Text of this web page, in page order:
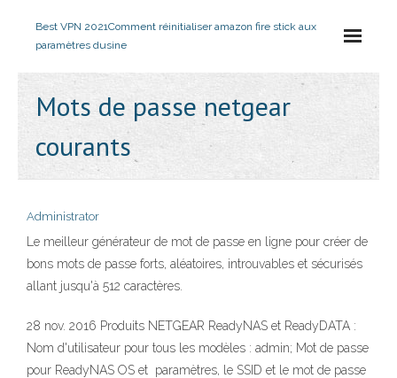
Best VPN 2021Comment réinitialiser amazon fire stick aux
paramètres dusine
Mots de passe netgear
courants
Administrator
Le meilleur générateur de mot de passe en ligne pour créer de
bons mots de passe forts, aléatoires, introuvables et sécurisés
allant jusqu'à 512 caractères.
28 nov. 2016 Produits NETGEAR ReadyNAS et ReadyDATA :
Nom d'utilisateur pour tous les modèles : admin; Mot de passe
pour ReadyNAS OS et paramètres, le SSID et le mot de passe